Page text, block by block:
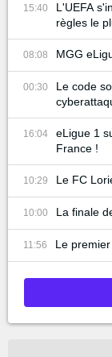
15:40
L'UEFA
règles le
08:08 MGG
00:30
Le code
16:04
eLigue 1
France !
10:29 Le FC
10:00 La finale
11:56 Le